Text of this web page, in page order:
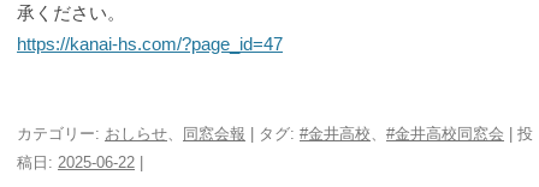
承ください。
https://kanai-hs.com/?page_id=47
カテゴリー: おしらせ 同窓会報 | タグ: #金井高校 #金井高校同窓会 | 投
稿日: 2025-06-22 |